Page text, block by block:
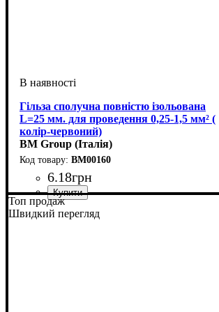
Гільза сполучна повністю ізольована
L=25 мм. для проведення 0,25-1,5 мм² (
колір-червоний)
BM Group (Італія)
BM00160
6.18грн
Обладнання
Матеріал: мідь луджена
Вид наконечника
Перетин проведення, мм2
Топ продаж
Швидкий перегляд